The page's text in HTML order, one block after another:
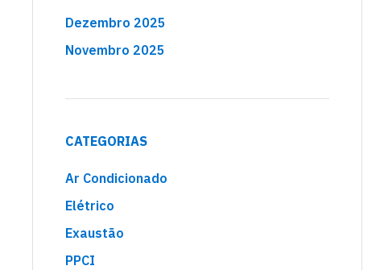
Dezembro 2025
Novembro 2025
CATEGORIAS
Ar Condicionado
Elétrico
Exaustão
PPCI